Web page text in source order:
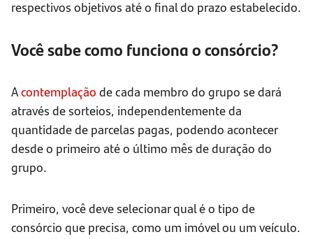
respectivos objetivos até o final do prazo estabelecido.
Você sabe como funciona o consórcio?
Acontemplação de cada membro do grupo se dará
através de sorteios, independentemente da
quantidade de parcelas pagas, podendo acontecer
desde o primeiro até o último mês de duração do
grupo.
Primeiro, você deve selecionar qual é o tipo de
consórcio que precisa, como um imóvel ou um veículo.